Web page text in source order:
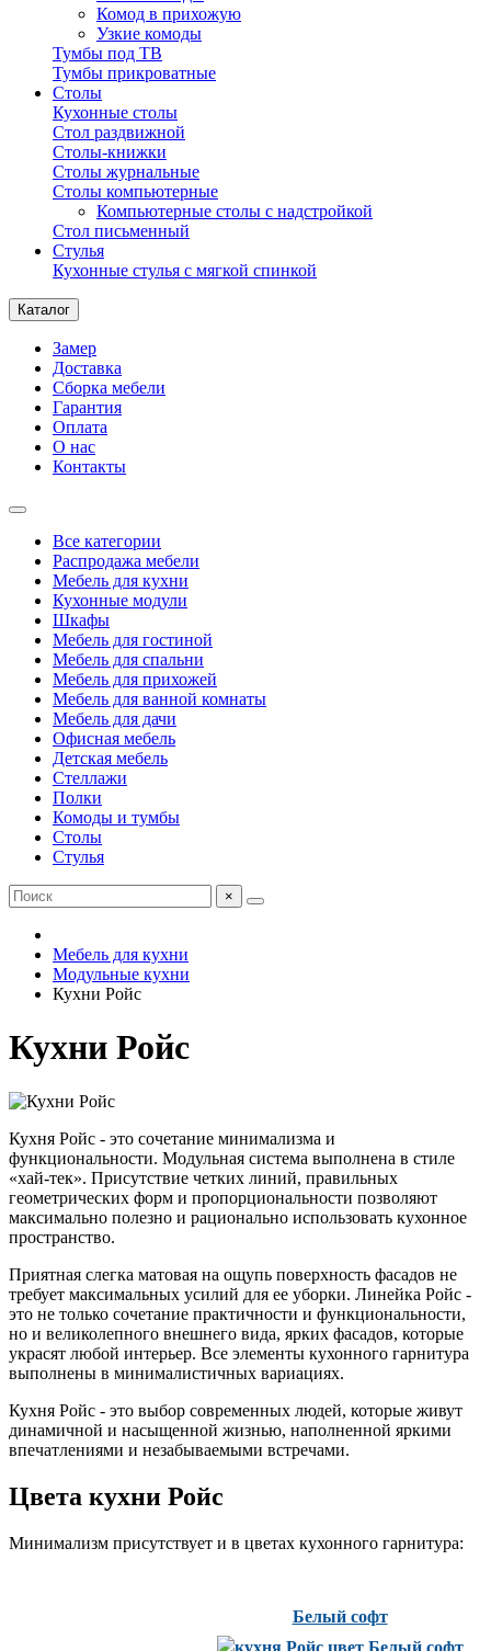
Комод в прихожую
Узкие комоды
Тумбы под ТВ
Тумбы прикроватные
Столы
Кухонные столы
Стол раздвижной
Столы-книжки
Столы журнальные
Столы компьютерные
Компьютерные столы с надстройкой
Стол письменный
Стулья
Кухонные стулья с мягкой спинкой
Каталог
Замер
Доставка
Сборка мебели
Гарантия
Оплата
О нас
Контакты
Все категории
Распродажа мебели
Мебель для кухни
Кухонные модули
Шкафы
Мебель для гостиной
Мебель для спальни
Мебель для прихожей
Мебель для ванной комнаты
Мебель для дачи
Офисная мебель
Детская мебель
Стеллажи
Полки
Комоды и тумбы
Столы
Стулья
×
Мебель для кухни
Модульные кухни
Кухни Ройс
Кухни Ройс
Кухня Ройс - это сочетание минимализма и
функциональности. Модульная система выполнена в стиле
«хай-тек». Присутствие четких линий, правильных
геометрических форм и пропорциональности позволяют
максимально полезно и рационально использовать кухонное
пространство.
Приятная слегка матовая на ощупь поверхность фасадов не
требует максимальных усилий для ее уборки. Линейка Ройс -
это не только сочетание практичности и функциональности,
но и великолепного внешнего вида, ярких фасадов, которые
украсят любой интерьер. Все элементы кухонного гарнитура
выполнены в минималистичных вариациях.
Кухня Ройс - это выбор современных людей, которые живут
динамичной и насыщенной жизнью, наполненной яркими
впечатлениями и незабываемыми встречами.
Цвета кухни Ройс
Минимализм присутствует и в цветах кухонного гарнитура:
Белый софт